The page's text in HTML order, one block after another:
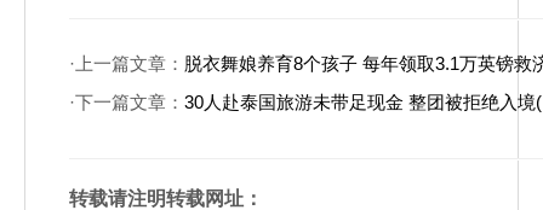
·上一篇文章： 脱衣舞娘养育8个孩子 每年领取3.1万英镑救
·下一篇文章： 30人赴泰国旅游未带足现金 整团被拒绝入境
转载请注明转载网址：